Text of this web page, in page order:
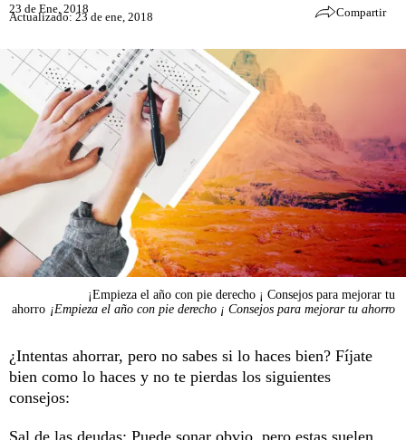
23 de Ene, 2018
Actualizado: 23 de ene, 2018 Compartir
¡Empieza el año con pie derecho ¡ Consejos para mejorar tu
ahorro ¡Empieza el año con pie derecho ¡ Consejos para mejorar tu ahorro
¿Intentas ahorrar, pero no sabes si lo haces bien? Fíjate
bien como lo haces y no te pierdas los siguientes
consejos:
Sal de las deudas: Puede sonar obvio, pero estas suelen